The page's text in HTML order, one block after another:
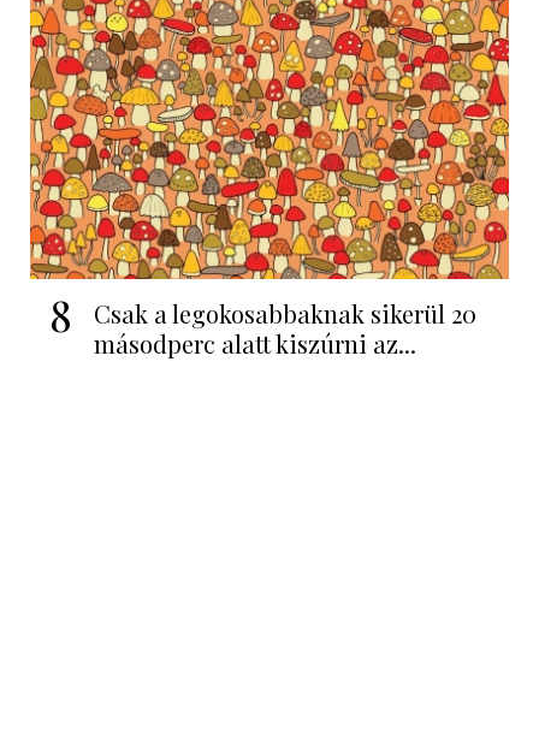
8
Csak a legokosabbaknak sikerül 20
másodperc alatt kiszúrni az...